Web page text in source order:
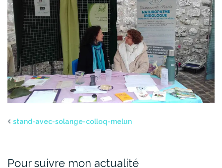
stand-avec-solange-colloq-melun
Pour suivre mon actualité